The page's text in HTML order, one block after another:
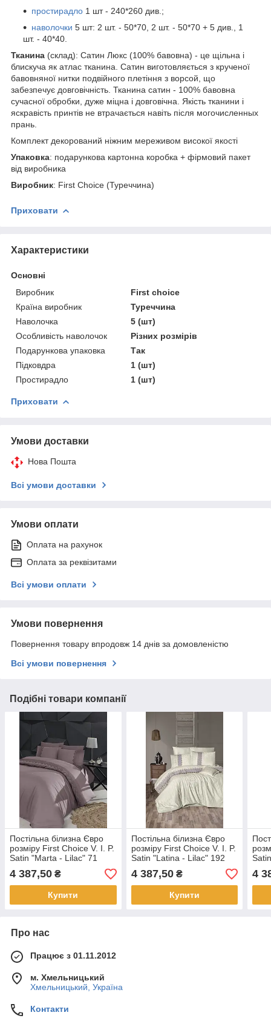
простирадло 1 шт - 240*260 див.;
наволочки 5 шт: 2 шт. - 50*70, 2 шт. - 50*70 + 5 див., 1
шт. - 40*40.
Тканина (склад): Сатин Люкс (100% бавовна) - це щільна і
блискуча як атлас тканина. Сатин виготовляється з крученої
бавовняної нитки подвійного плетіння з ворсой, що
забезпечує довговічність. Тканина сатин - 100% бавовна
сучасної обробки, дуже міцна і довговічна. Якість тканини і
яскравість принтів не втрачається навіть після могочисленных
прань.
Комплект декорований ніжним мереживом високої якості
Упаковка: подарункова картонна коробка + фірмовий пакет
від виробника
Виробник: First Choice (Туреччина)
Приховати
Характеристики
Основні
Виробник
First choice
Країна виробник
Туреччина
Наволочка
5 (шт)
Особливість наволочок
Різних розмірів
Подарункова упаковка
Так
Підковдра
1 (шт)
Простирадло
1 (шт)
Приховати
Умови доставки
Нова Пошта
Всі умови доставки
Умови оплати
Оплата на рахунок
Оплата за реквізитами
Всі умови оплати
Умови повернення
Повернення товару впродовж 14 днів за домовленістю
Всі умови повернення
Подібні товари компанії
Постільна білизна Євро
розміру First Choice V. I. P.
Satin "Marta - Lilac" 71
4 387,50 ₴
Купити
Постільна білизна Євро
розміру First Choice V. I. P.
Satin "Latina - Lilac" 192
4 387,50₴
Купити
4
Про нас
Працює з 01.11.2012
м. Хмельницький
Хмельницький, Україна
Контакти